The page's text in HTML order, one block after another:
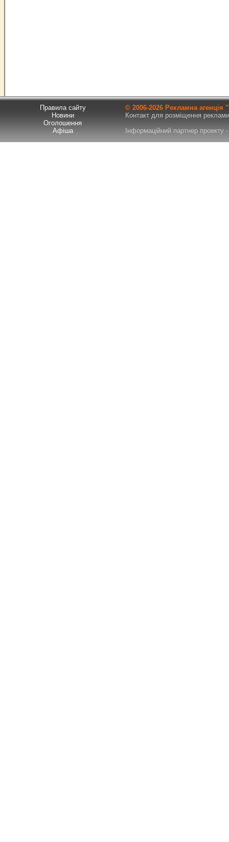
Правила сайту
Новини
Оголошення
Афіша
© 2006-2026 Рекламна
Контакт для розміщення
Інформаційний партнер проекту